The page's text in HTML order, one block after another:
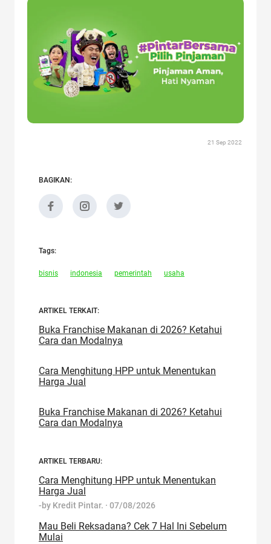
21 Sep 2022
BAGIKAN:
Tags:
bisnis indonesia pemerintah usaha
ARTIKEL TERKAIT:
Buka Franchise Makanan di 2026? Ketahui
Cara dan Modalnya
Cara Menghitung HPP untuk Menentukan
Harga Jual
Buka Franchise Makanan di 2026? Ketahui
Cara dan Modalnya
ARTIKEL TERBARU:
Cara Menghitung HPP untuk Menentukan
Harga Jual
-by Kredit Pintar. · 07/08/2026
Mau Beli Reksadana? Cek 7 Hal Ini Sebelum
Mulai